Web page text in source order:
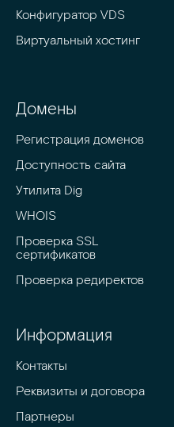
Конфигуратор VDS
Виртуальный хостинг
Домены
Регистрация доменов
Доступность сайта
Утилита Dig
WHOIS
Проверка SSL
сертификатов
Проверка редиректов
Информация
Контакты
Реквизиты и договора
Партнеры